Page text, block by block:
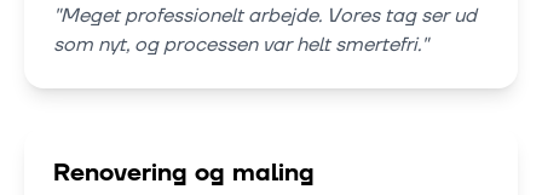
"Meget professionelt arbejde. Vores tag ser ud
som nyt, og processen var helt smertefri."
Renovering og maling